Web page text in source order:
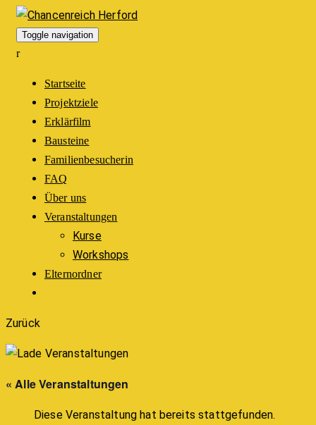
Toggle navigation
Startseite
Projektziele
Erklärfilm
Bausteine
Familienbesucherin
FAQ
Über uns
Veranstaltungen
Kurse
Workshops
Elternordner
Zurück
« Alle Veranstaltungen
Diese Veranstaltung hat bereits stattgefunden.